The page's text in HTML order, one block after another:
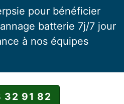
pour bénéficier
batterie 7j/7 jour
à nos équipes
32 91 82